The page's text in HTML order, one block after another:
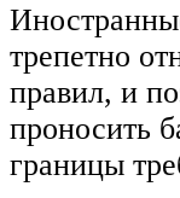
трепетно
правил, и
проносить
границы